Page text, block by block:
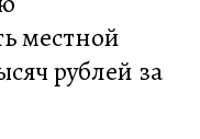
местной
рублей за